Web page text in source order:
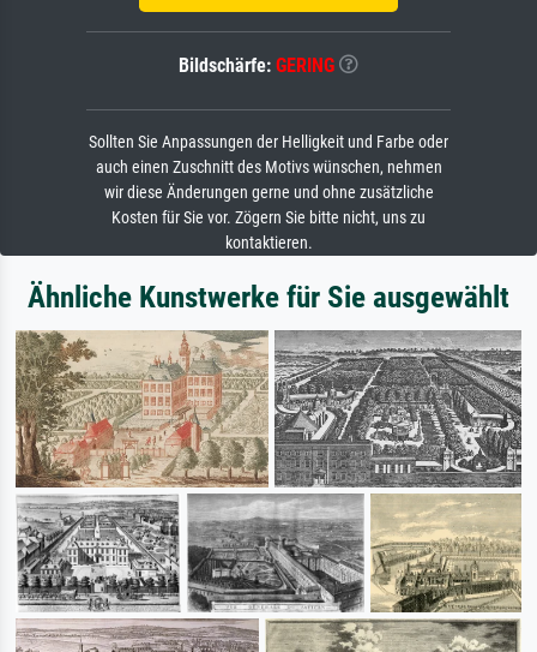
Bildschärfe: GERING
Sollten Sie Anpassungen der Helligkeit und Farbe oder
auch einen Zuschnitt des Motivs wünschen, nehmen
wir diese Änderungen gerne und ohne zusätzliche
Kosten für Sie vor. Zögern Sie bitte nicht, uns zu
kontaktieren.
Ähnliche Kunstwerke für Sie ausgewählt